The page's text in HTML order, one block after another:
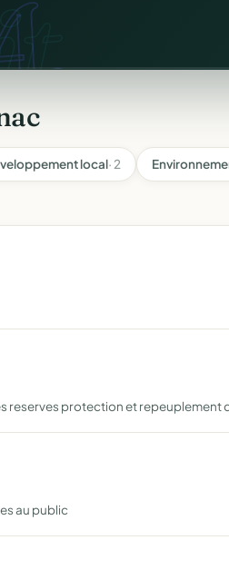
local· 2
reserves protection et repeuplement
au public